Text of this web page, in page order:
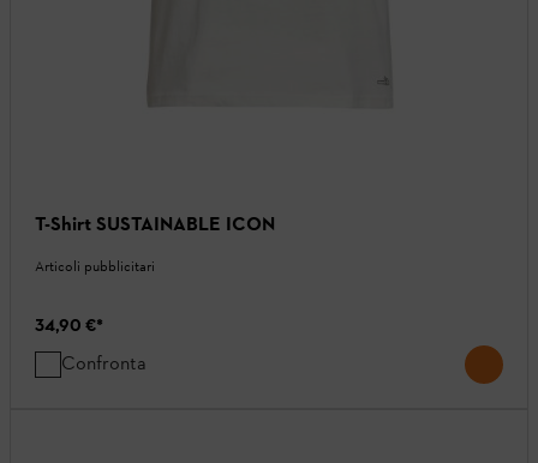
T-Shirt SUSTAINABLE ICON
Articoli pubblicitari
34,90 €*
Confronta